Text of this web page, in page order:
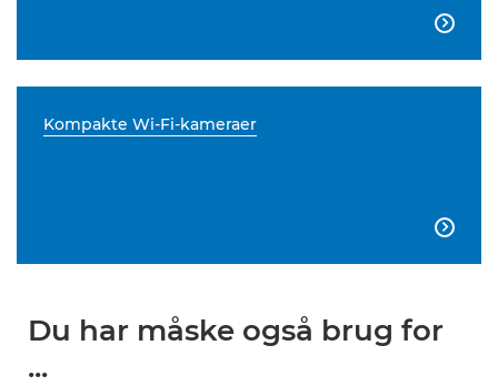

Kompakte Wi-Fi-kameraer

Du har måske også brug for
...